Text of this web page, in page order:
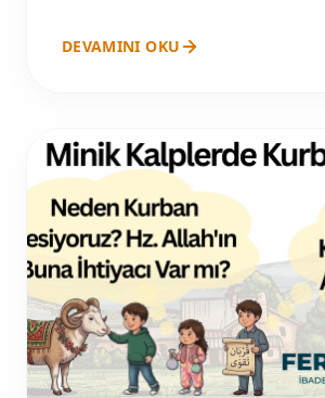
boyutunu keşfedin.
DEVAMINI OKU